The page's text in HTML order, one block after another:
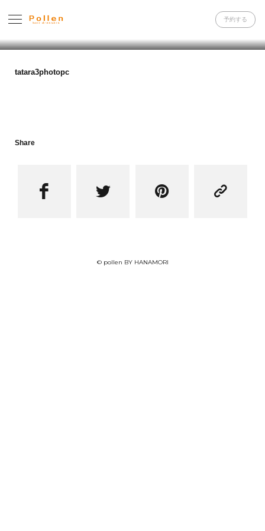
予約する
tatara3photopc
Share
   
© pollen BY HANAMORI